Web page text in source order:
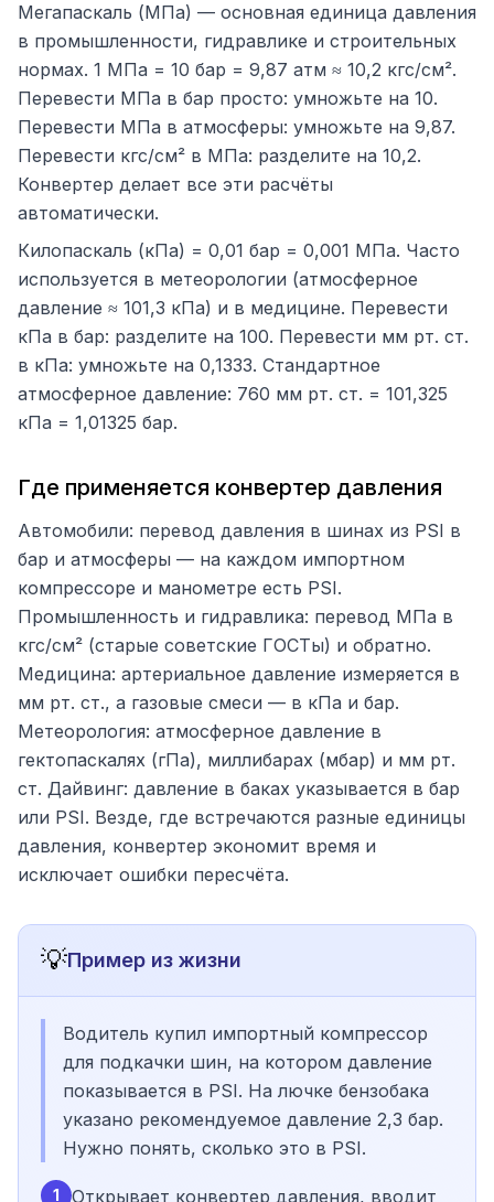
Мегапаскаль (МПа) — основная единица давления
в промышленности, гидравлике и строительных
нормах. 1 МПа = 10 бар = 9,87 атм ≈ 10,2 кгс/см².
Перевести МПа в бар просто: умножьте на 10.
Перевести МПа в атмосферы: умножьте на 9,87.
Перевести кгс/см² в МПа: разделите на 10,2.
Конвертер делает все эти расчёты
автоматически.
Килопаскаль (кПа) = 0,01 бар = 0,001 МПа. Часто
используется в метеорологии (атмосферное
давление ≈ 101,3 кПа) и в медицине. Перевести
кПа в бар: разделите на 100. Перевести мм рт. ст.
в кПа: умножьте на 0,1333. Стандартное
атмосферное давление: 760 мм рт. ст. = 101,325
кПа = 1,01325 бар.
Где применяется конвертер давления
Автомобили: перевод давления в шинах из PSI в
бар и атмосферы — на каждом импортном
компрессоре и манометре есть PSI.
Промышленность и гидравлика: перевод МПа в
кгс/см² (старые советские ГОСТы) и обратно.
Медицина: артериальное давление измеряется в
мм рт. ст., а газовые смеси — в кПа и бар.
Метеорология: атмосферное давление в
гектопаскалях (гПа), миллибарах (мбар) и мм рт.
ст. Дайвинг: давление в баках указывается в бар
или PSI. Везде, где встречаются разные единицы
давления, конвертер экономит время и
исключает ошибки пересчёта.
💡Пример из жизни
Водитель купил импортный компрессор
для подкачки шин, на котором давление
показывается в PSI. На лючке бензобака
указано рекомендуемое давление 2,3 бар.
Нужно понять, сколько это в PSI.
1 Открывает конвертер давления, вводит